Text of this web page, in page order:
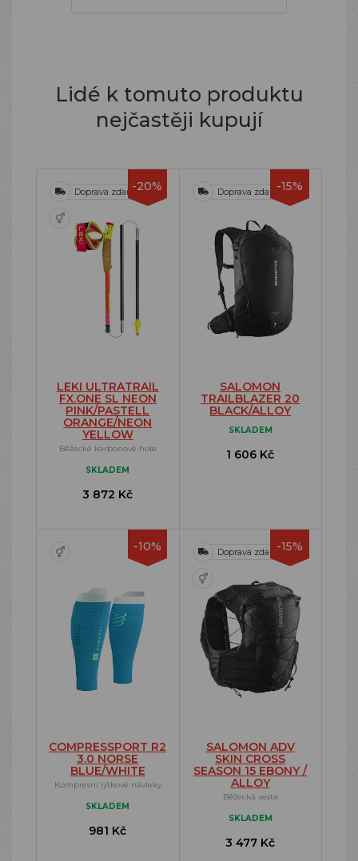
Lidé k tomuto produktu
nejčastěji kupují
-20%
Doprava zdarma
LEKI ULTRATRAIL
FX.ONE SL NEON
PINK/PASTELL
ORANGE/NEON
YELLOW
Běžecké karbonové hole
SKLADEM
3 872 Kč
-15%
Doprava zdarma
SALOMON
TRAILBLAZER 20
BLACK/ALLOY
SKLADEM
1 606 Kč
-10%
COMPRESSPORT R2
3.0 NORSE
BLUE/WHITE
Kompresní lýtkové návleky
SKLADEM
981 Kč
-15%
Doprava zdarma
SALOMON ADV
SKIN CROSS
SEASON 15 EBONY /
ALLOY
Běžecká vesta
SKLADEM
3 477 Kč